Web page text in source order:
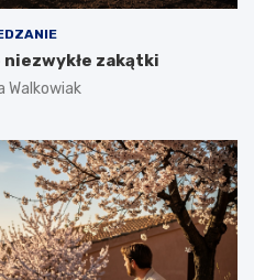
niezwykłe zakątki
Walkowiak